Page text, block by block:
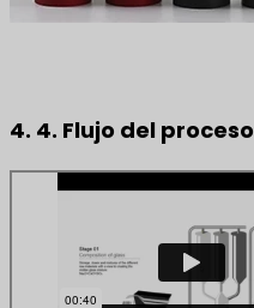
4. 4. Flujo del proceso